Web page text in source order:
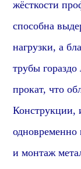
жёсткости
способна
нагрузки, а
трубы
прокат, что
Конструкции,
одновременно
и монтаж